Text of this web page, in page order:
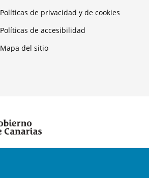
Políticas de privacidad y de cookies
Políticas de accesibilidad
Mapa del sitio